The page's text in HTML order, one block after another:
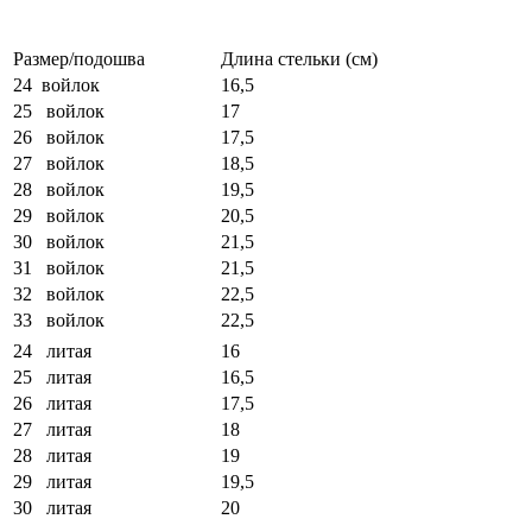
Размер/подошва
Длина стельки (см)
24 войлок
16,5
25 войлок
17
26 войлок
17,5
27 войлок
18,5
28 войлок
19,5
29 войлок
20,5
30 войлок
21,5
31 войлок
21,5
32 войлок
22,5
33 войлок
22,5
24 литая
16
25 литая
16,5
26 литая
17,5
27 литая
18
28 литая
19
29 литая
19,5
30 литая
20